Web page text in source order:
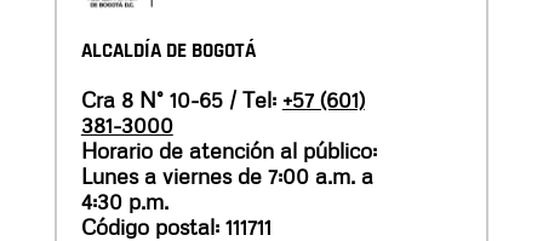
ALCALDÍA DE BOGOTÁ
Cra 8 N° 10-65 / Tel: +57 (601)
381-3000
Horario de atención al público:
Lunes a viernes de 7:00 a.m. a
4:30 p.m.
Código postal: 111711